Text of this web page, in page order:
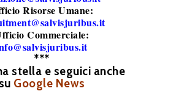
Risorse Umane:
Commerciale:
***
stella e seguici anche
su Google News